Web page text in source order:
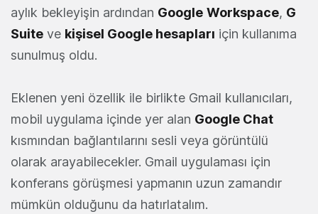
aylık bekleyişin ardından Google Workspace, G
Suite ve kişisel Google hesapları için kullanıma
sunulmuş oldu.
Eklenen yeni özellik ile birlikte Gmail kullanıcıları,
mobil uygulama içinde yer alan Google Chat
kısmından bağlantılarını sesli veya görüntülü
olarak arayabilecekler. Gmail uygulaması için
konferans görüşmesi yapmanın uzun zamandır
mümkün olduğunu da hatırlatalım.